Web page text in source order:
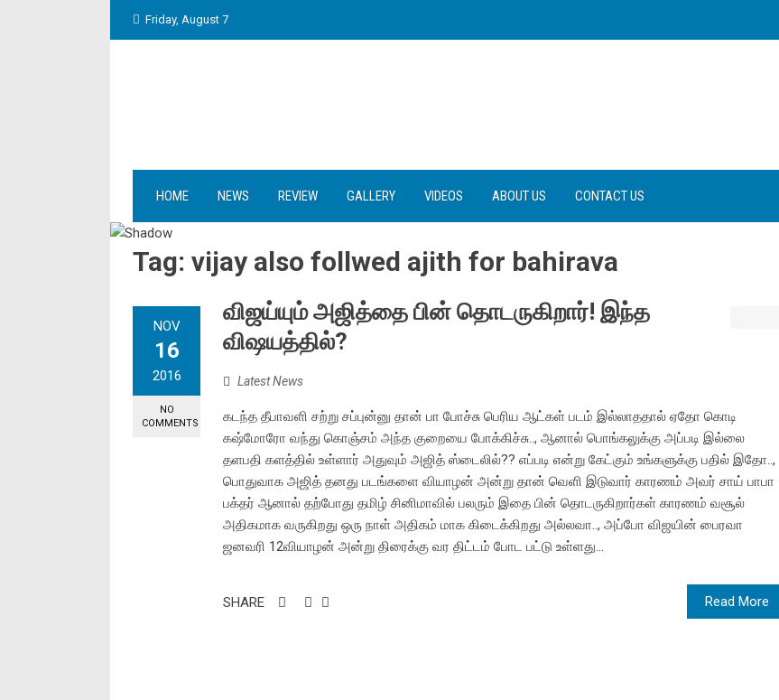
Friday, August 7
HOME NEWS REVIEW GALLERY VIDEOS ABOUT US CONTACT US
Tag: vijay also follwed ajith for bahirava
NOV
16
2016
NO
COMMENTS
விஜய்யும் அஜித்தை பின் தொடருகிறார்! இந்த
விஷயத்தில்?
Latest News
கடந்த தீபாவளி சற்று சப்புன்னு தான் பா போச்சு பெரிய ஆட்கள் படம் இல்லாததால் ஏதோ கொடி
கஷ்மோரோ வந்து கொஞ்சம் அந்த குறையை போக்கிச்சு.., ஆனால் பொங்கலுக்கு அப்படி இல்லை
தளபதி களத்தில் உள்ளார் அதுவும் அஜித் ஸ்டைலில்?? எப்படி என்று கேட்கும் உங்களுக்கு பதில் இதோ..,
பொதுவாக அஜித் தனது படங்களை வியாழன் அன்று தான் வெளி இடுவார் காரணம் அவர் சாய் பாபா
பக்தர் ஆனால் தற்போது தமிழ் சினிமாவில் பலரும் இதை பின் தொடருகிறார்கள் காரணம் வசூல்
அதிகமாக வருகிறது ஒரு நாள் அதிகம் மாக கிடைக்கிறது அல்லவா.., அப்போ விஜயின் பைரவா
ஜனவரி 12வியாழன் அன்று திரைக்கு வர திட்டம் போட பட்டு உள்ளது...
Read More
SHARE